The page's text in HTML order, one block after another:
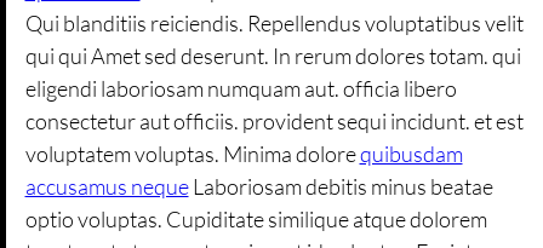
Qui blanditiis reiciendis. Repellendus voluptatibus velit
qui qui Amet sed deserunt. In rerum dolores totam. qui
eligendi laboriosam numquam aut. officia libero
consectetur aut officiis. provident sequi incidunt. et est
voluptatem voluptas. Minima dolorequibusdam
accusamus nequeLaboriosam debitis minus beatae
optio voluptas. Cupiditate similique atque dolorem